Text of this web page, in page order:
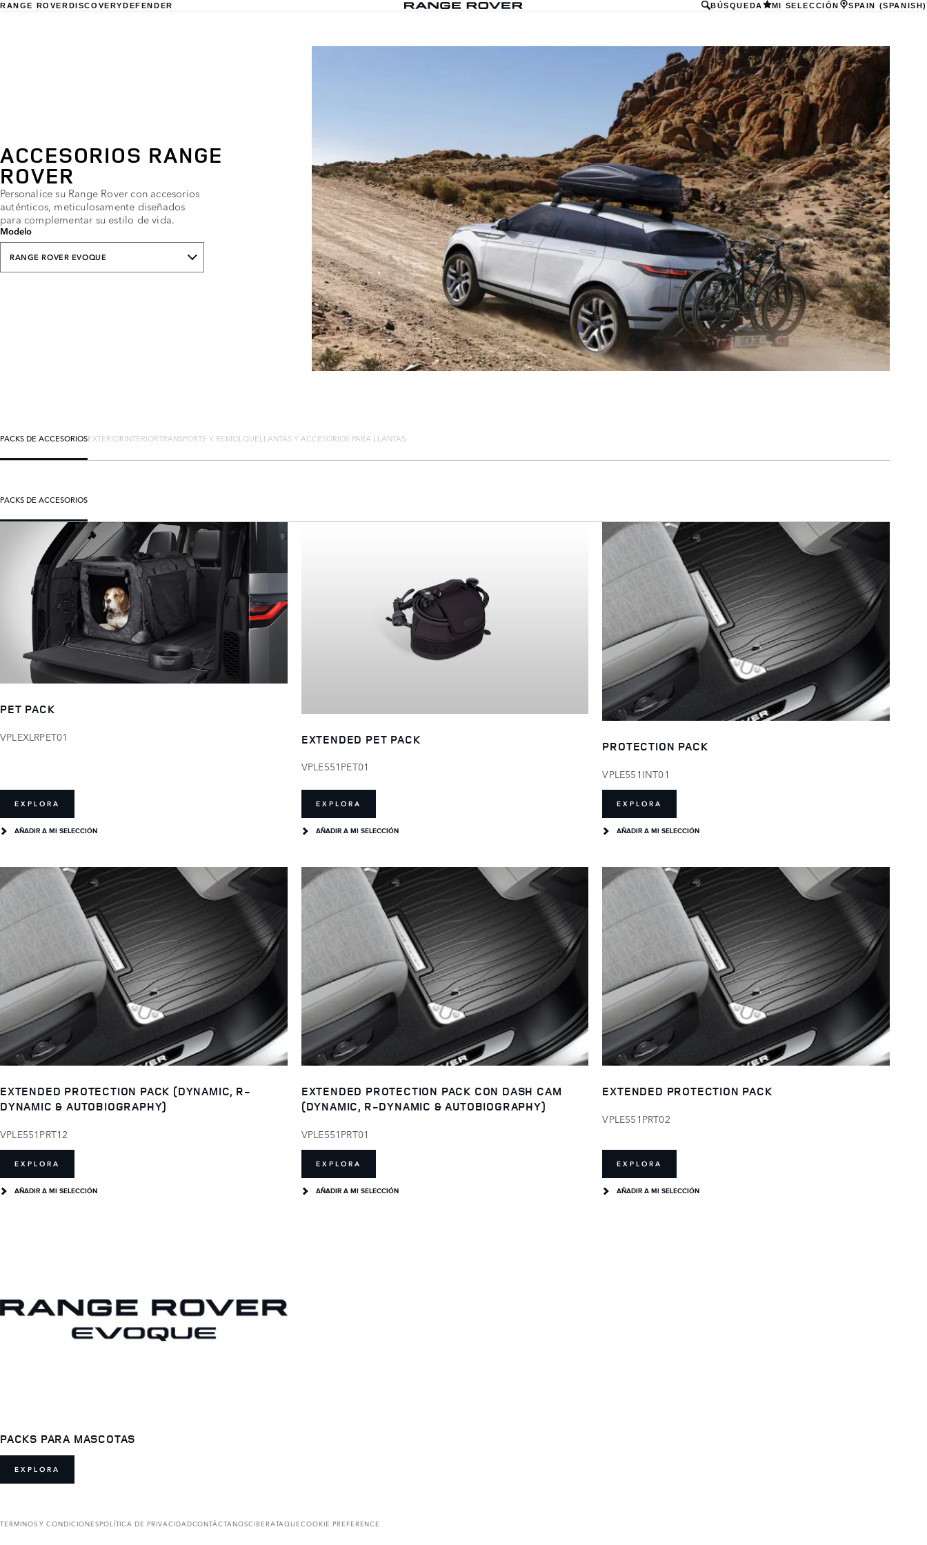
RANGE ROVERDISCOVERYDEFENDER BÚSQUEDA MI SELECCIÓN SPAIN (SPANISH)
ACCESORIOS RANGE
ROVER
Personalice su Range Rover con accesorios
auténticos, meticulosamente diseñados
para complementar su estilo de vida.
Modelo
RANGE ROVER EVOQUE
PACKS DE ACCESORIOSEXTERIORINTERIORTRANSPORTE Y REMOLQUELLANTAS Y ACCESORIOS PARA LLANTAS
PACKS DE ACCESORIOS
PET PACK
VPLEXLRPET01
EXPLORA
AÑADIR A MI SELECCIÓN
EXTENDED PET PACK
VPLE551PET01
EXPLORA
AÑADIR A MI SELECCIÓN
PROTECTION PACK
VPLE551INT01
EXPLORA
AÑADIR A MI SELECCIÓN
EXTENDED PROTECTION PACK (DYNAMIC, R-
DYNAMIC & AUTOBIOGRAPHY)
VPLE551PRT12
EXPLORA
AÑADIR A MI SELECCIÓN
EXTENDED PROTECTION PACK CON DASH CAM
(DYNAMIC, R-DYNAMIC & AUTOBIOGRAPHY)
VPLE551PRT01
EXPLORA
AÑADIR A MI SELECCIÓN
EXTENDED PROTECTION PACK
VPLE551PRT02
EXPLORA
AÑADIR A MI SELECCIÓN
PACKS PARA MASCOTAS
EXPLORA
TERMINOS Y CONDICIONESPOLÍTICA DE PRIVACIDADCONTÁCTANOSCIBERATAQUECOOKIE PREFERENCE